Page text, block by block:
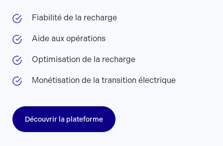
Fiabilité de la recharge
Aide aux opérations
Optimisation de la recharge
Monétisation de la transition électrique
Découvrir la plateforme